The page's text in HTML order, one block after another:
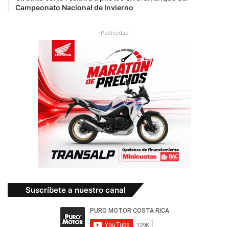
Campeonato Nacional de Invierno
-Publicidad-
Suscríbete a nuestro canal